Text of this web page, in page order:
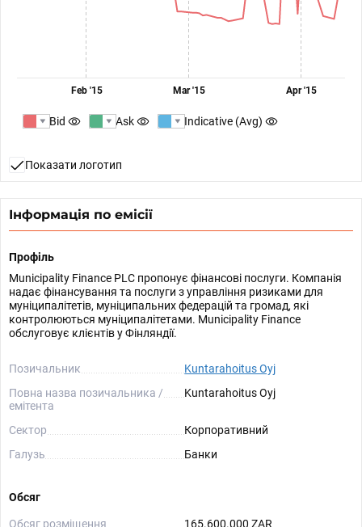
Feb '15 Mar '15 Apr '15
Bid Ask Indicative (Avg)
Показати логотип
Інформація по емісії
Профіль
Municipality Finance PLC пропонує фінансові послуги. Компанія
надає фінансування та послуги з управління ризиками для
муніципалітетів, муніципальних федерацій та громад, які
контролюються муніципалітетами. Municipality Finance
обслуговує клієнтів у Фінляндії.
Позичальник
Kuntarahoitus Oyj
Повна назва позичальника /
емітента
Kuntarahoitus Oyj
Сектор
Корпоративний
Галузь
Банки
Обсяг
Обсяг розміщення 165.600.000 ZAR